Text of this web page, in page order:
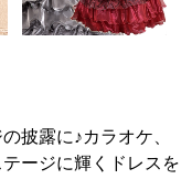
披露に♪カラオケ、
ージに輝くドレスを